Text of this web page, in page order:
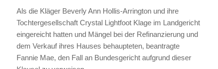
Als die Kläger Beverly Ann Hollis-Arrington und ihre
Tochtergesellschaft Crystal Lightfoot Klage im Landgericht
eingereicht hatten und Mängel bei der Refinanzierung und
dem Verkauf ihres Hauses behaupteten, beantragte
Fannie Mae, den Fall an Bundesgericht aufgrund dieser